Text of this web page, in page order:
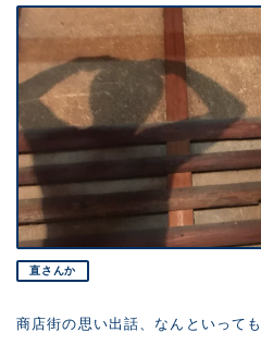
直さんか
商店街の思い出話、なんといって